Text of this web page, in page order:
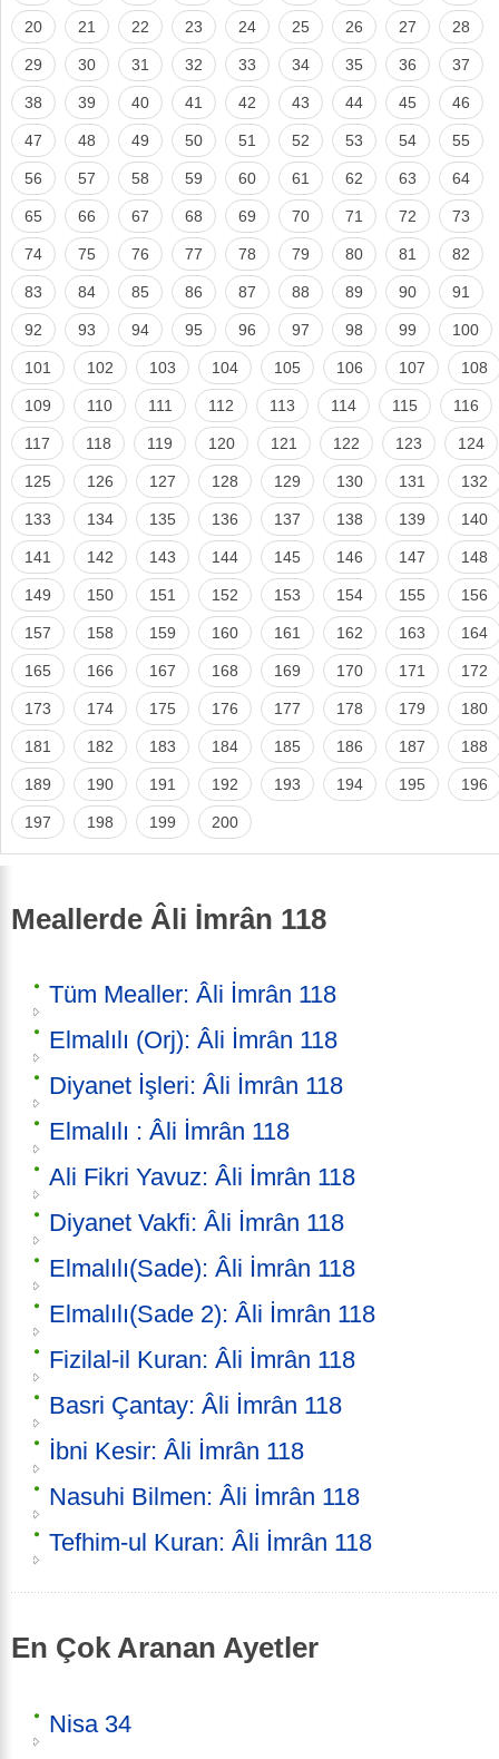
20 21 22 23 24 25 26 27 28
29 30 31 32 33 34 35 36 37
38 39 40 41 42 43 44 45 46
47 48 49 50 51 52 53 54 55
56 57 58 59 60 61 62 63 64
65 66 67 68 69 70 71 72 73
74 75 76 77 78 79 80 81 82
83 84 85 86 87 88 89 90 91
92 93 94 95 96 97 98 99 100
101 102 103 104 105 106 107 108
109 110 111 112 113 114 115 116
117 118 119 120 121 122 123 124
125 126 127 128 129 130 131 132
133 134 135 136 137 138 139 140
141 142 143 144 145 146 147 148
149 150 151 152 153 154 155 156
157 158 159 160 161 162 163 164
165 166 167 168 169 170 171 172
173 174 175 176 177 178 179 180
181 182 183 184 185 186 187 188
189 190 191 192 193 194 195 196
197 198 199 200
Meallerde Âli İmrân 118
Tüm Mealler: Âli İmrân 118
Elmalılı (Orj): Âli İmrân 118
Diyanet İşleri: Âli İmrân 118
Elmalılı : Âli İmrân 118
Ali Fikri Yavuz: Âli İmrân 118
Diyanet Vakfi: Âli İmrân 118
Elmalılı(Sade): Âli İmrân 118
Elmalılı(Sade 2): Âli İmrân 118
Fizilal-il Kuran: Âli İmrân 118
Basri Çantay: Âli İmrân 118
İbni Kesir: Âli İmrân 118
Nasuhi Bilmen: Âli İmrân 118
Tefhim-ul Kuran: Âli İmrân 118
En Çok Aranan Ayetler
Nisa 34